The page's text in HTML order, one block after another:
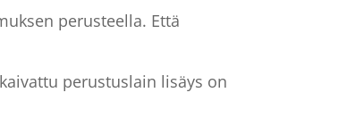
perusteella. Että
perustuslain lisäys on